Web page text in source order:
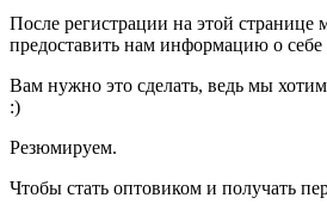
После регистрации на этой
предоставить нам информацию о
Вам нужно это сделать, ведь мы
:)
Резюмируем.
Чтобы стать оптовиком и получать